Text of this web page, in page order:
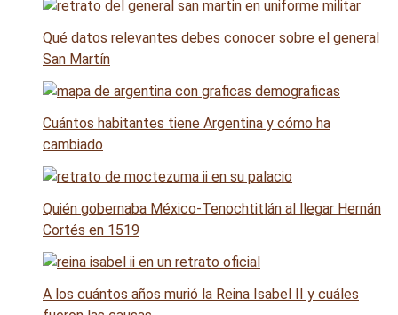
Qué datos relevantes debes conocer sobre el general
San Martín
Cuántos habitantes tiene Argentina y cómo ha
cambiado
Quién gobernaba México-Tenochtitlán al llegar Hernán
Cortés en 1519
A los cuántos años murió la Reina Isabel II y cuáles